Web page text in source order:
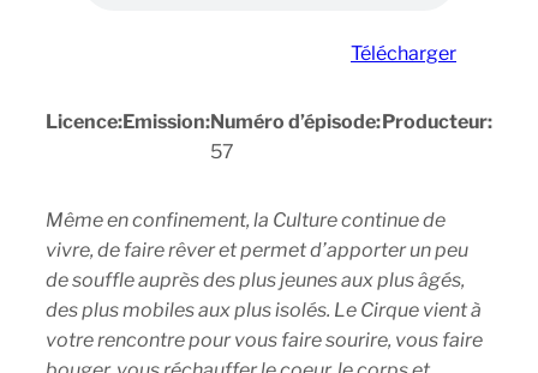
Télécharger
Licence:Emission:Numéro d’épisode:
57
Producteur:
Même en confinement, la Culture continue de
vivre, de faire rêver et permet d’apporter un peu
de souffle auprès des plus jeunes aux plus âgés,
des plus mobiles aux plus isolés. Le Cirque vient à
votre rencontre pour vous faire sourire, vous faire